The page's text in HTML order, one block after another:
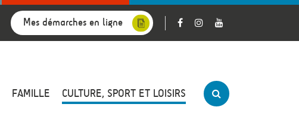
Mes démarches en ligne
FAMILLE CULTURE, SPORT ET LOISIRS